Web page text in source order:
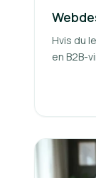
Hvis du
en B2B-